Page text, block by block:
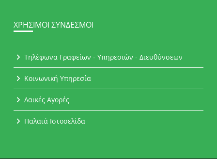
ΧΡΉΣΙΜΟΙ ΣΎΝΔΕΣΜΟΙ
Τηλέφωνα Γραφείων - Υπηρεσιών - Διευθύνσεων
Κοινωνική Υπηρεσία
Λαικές Αγορές
Παλαιά Ιστοσελίδα